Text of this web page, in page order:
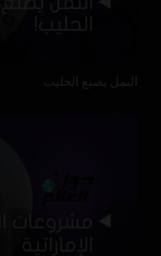
النمل يصنع الحليب